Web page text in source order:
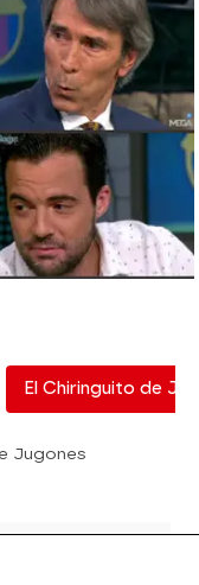
El Chiringuito de
Jugones